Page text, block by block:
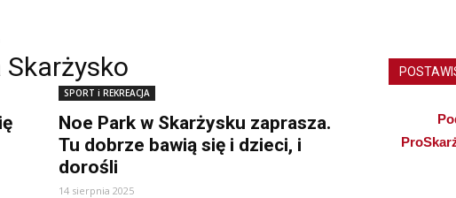
SPORT i REKREACJA
Noe Park w Skarżysku zaprasza.
Tu dobrze bawią się i dzieci, i
dorośli
14 sierpnia 2025